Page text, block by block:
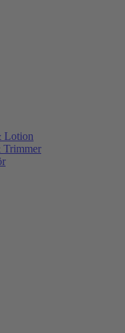
Lotion
Trimmer